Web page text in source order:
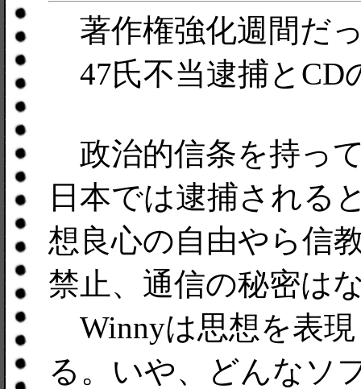
著作権強化週間だ
47氏不当逮捕とCD
政治的信条を持っ
日本では逮捕される
想良心の自由やら信
禁止、通信の秘密は
Winnyは思想を表
る。いや、どんなソ